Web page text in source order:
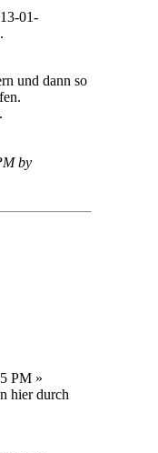
01-
und dann so
by
PM »
hier durch